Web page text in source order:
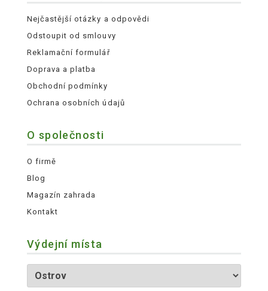
Nejčastější otázky a odpovědi
Odstoupit od smlouvy
Reklamační formulář
Doprava a platba
Obchodní podmínky
Ochrana osobních údajů
O společnosti
O firmě
Blog
Magazín zahrada
Kontakt
Výdejní místa